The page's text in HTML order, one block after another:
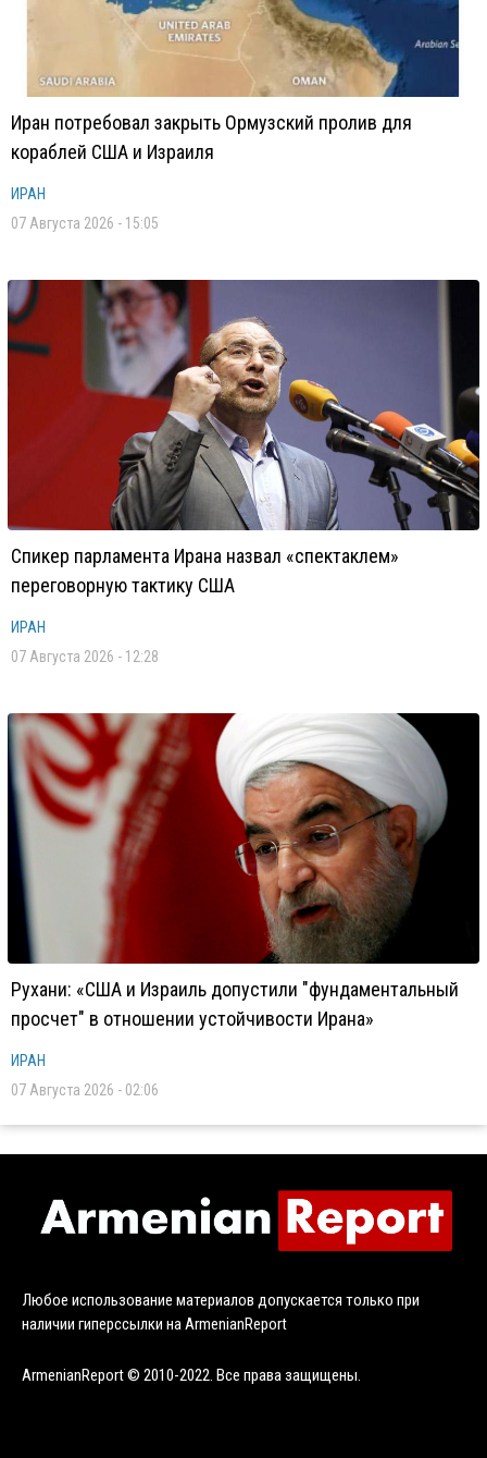
Иран потребовал закрыть Ормузский пролив для
кораблей США и Израиля
ИРАН
07 Августа 2026 - 15:05
Спикер парламента Ирана назвал «спектаклем»
переговорную тактику США
ИРАН
07 Августа 2026 - 12:28
Рухани: «США и Израиль допустили "фундаментальный
просчет" в отношении устойчивости Ирана»
ИРАН
07 Августа 2026 - 02:06
Любое использование материалов допускается только при
наличии гиперссылки на ArmenianReport
ArmenianReport © 2010-2022. Все права защищены.